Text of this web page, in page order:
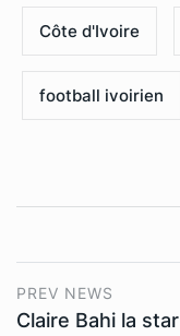
Côte d'Ivoire
football ivoirien
PREV NEWS
Claire Bahi la star